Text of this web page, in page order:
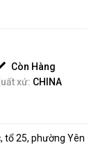
Còn Hàng
xứ: CHINA
tổ 25, phường Yên